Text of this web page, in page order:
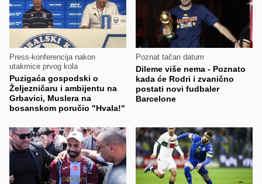
Press-konferencija nakon
utakmice prvog kola
Puzigaća gospodski o
Željezničaru i ambijentu na
Grbavici, Muslera na
bosanskom poručio "Hvala!"
Poznat tačan datum
Dileme više nema - Poznato
kada će Rodri i zvanično
postati novi fudbaler
Barcelone